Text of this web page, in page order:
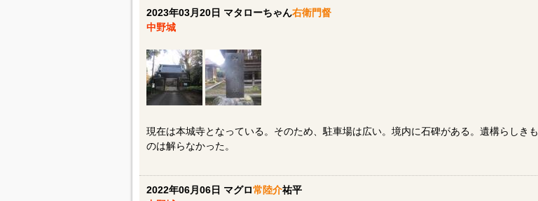
2023年03月20日 マタローちゃん右衛門督
中野城
現在は本城寺となっている。そのため、駐車場は広い。境内に石碑がある。遺構らしきも
のは解らなかった。
2022年06月06日 マグロ常陸介祐平